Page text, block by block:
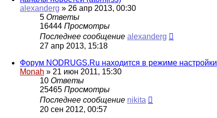
alexanderg » 26 апр 2013, 00:30
5 Ответы
16444 Просмотры
Последнее сообщение alexanderg
27 апр 2013, 15:18
Форум NODRUGS.Ru находится в режиме настройки
Monah » 21 июн 2011, 15:30
10 Ответы
25465 Просмотры
Последнее сообщение nikita
20 сен 2012, 00:57